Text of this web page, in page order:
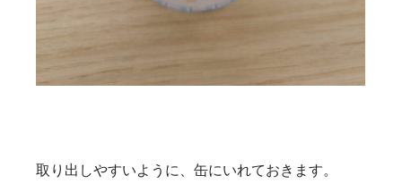
取り出しやすいように、缶にいれておきます。